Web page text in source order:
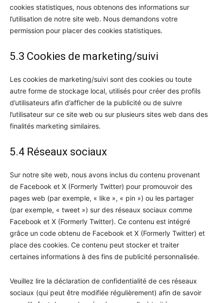
cookies statistiques, nous obtenons des informations sur
l’utilisation de notre site web. Nous demandons votre
permission pour placer des cookies statistiques.
5.3 Cookies de marketing/suivi
Les cookies de marketing/suivi sont des cookies ou toute
autre forme de stockage local, utilisés pour créer des profils
d’utilisateurs afin d’afficher de la publicité ou de suivre
l’utilisateur sur ce site web ou sur plusieurs sites web dans des
finalités marketing similaires.
5.4 Réseaux sociaux
Sur notre site web, nous avons inclus du contenu provenant
de Facebook et X (Formerly Twitter) pour promouvoir des
pages web (par exemple, « like », « pin ») ou les partager
(par exemple, « tweet ») sur des réseaux sociaux comme
Facebook et X (Formerly Twitter). Ce contenu est intégré
grâce un code obtenu de Facebook et X (Formerly Twitter) et
place des cookies. Ce contenu peut stocker et traiter
certaines informations à des fins de publicité personnalisée.
Veuillez lire la déclaration de confidentialité de ces réseaux
sociaux (qui peut être modifiée régulièrement) afin de savoir